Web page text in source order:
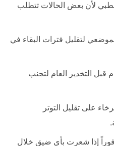
لأن بعض الحالات تتطلب
لتقليل فترات البقاء في
قبل التخدير العام لتجنب
على تقليل التوتر
فوراً إذا شعرت بأي ضيق خلال